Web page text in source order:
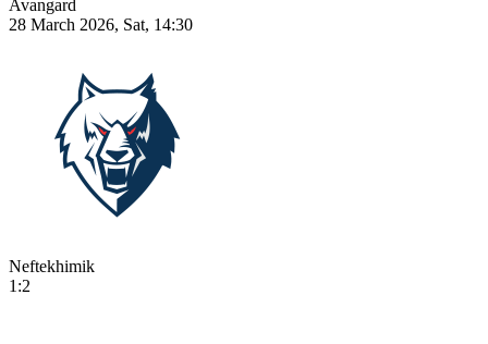
Avangard
28 March 2026, Sat, 14:30
Neftekhimik
1:2